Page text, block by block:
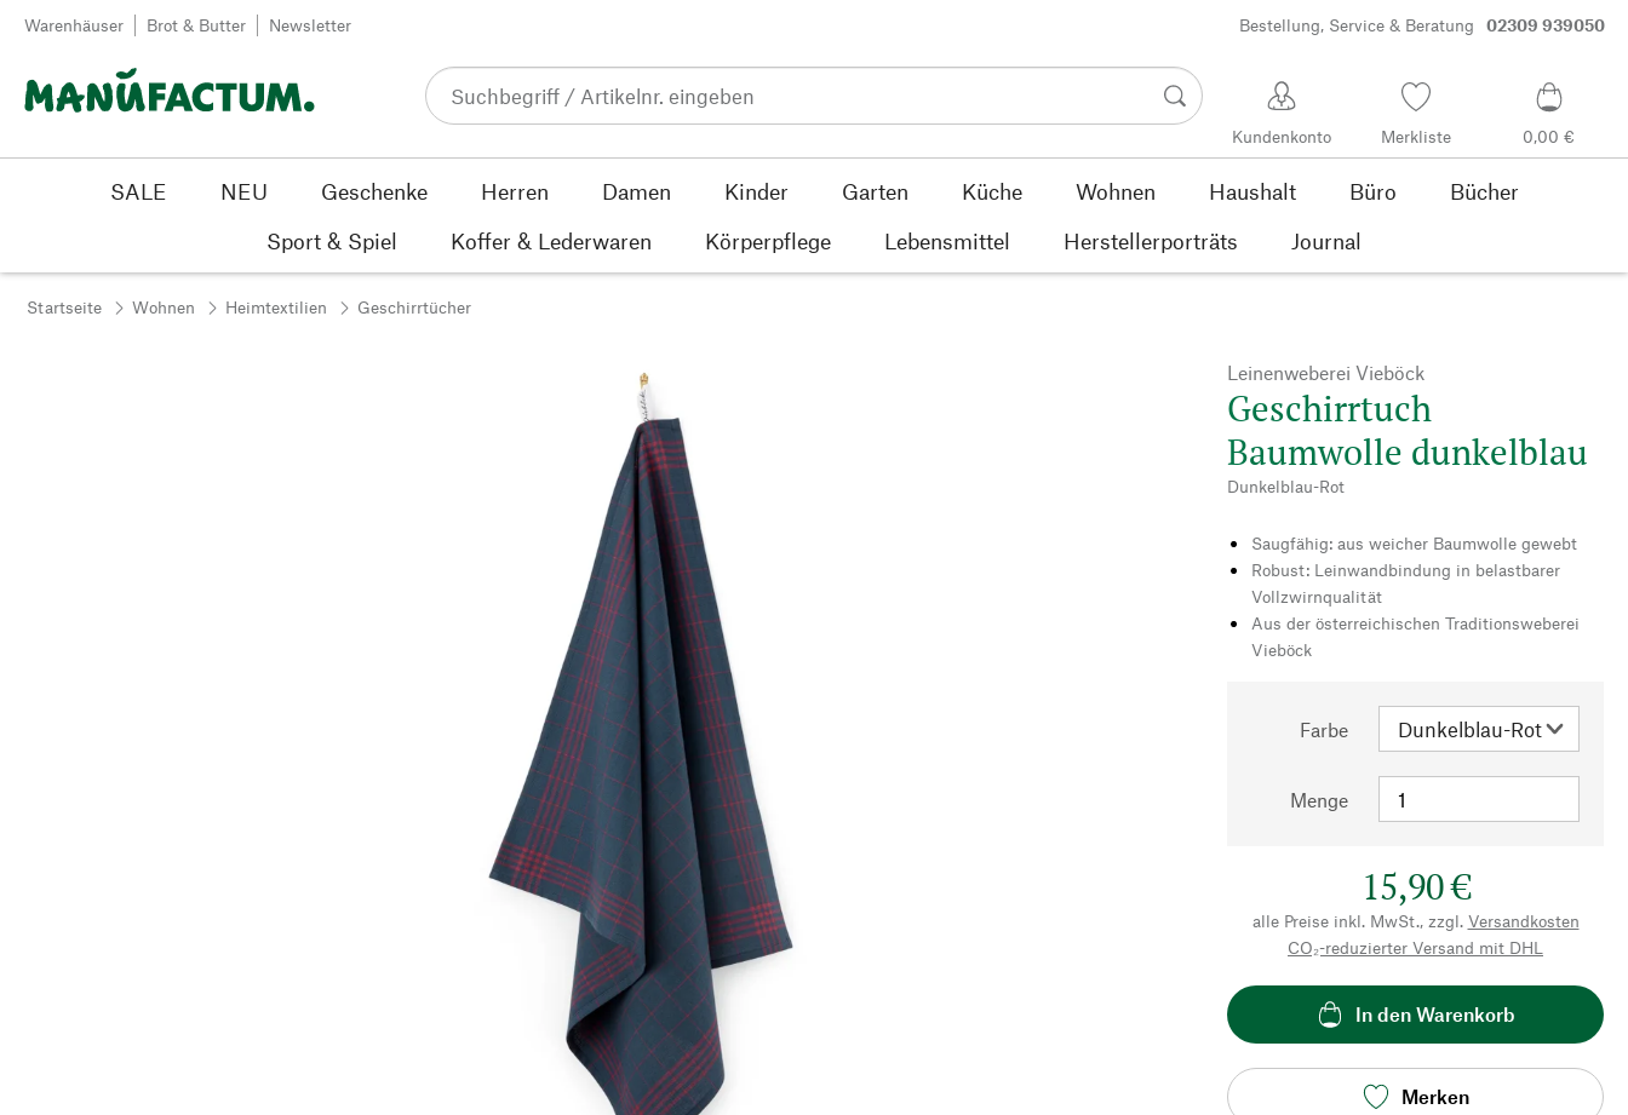
Zum Inhalt springen
Warenhäuser Brot & Butter Newsletter Bestellung, Service & Beratung 02309 939050
Kundenkonto Merkliste 0,00 €
SALE NEU Geschenke Herren Damen Kinder Garten Küche Wohnen Haushalt Büro
Bücher
Sport & Spiel
Koffer & Lederwaren Körperpflege Lebensmittel Herstellerporträts Journal
Startseite Wohnen Heimtextilien Geschirrtücher
Leinenweberei Vieböck
Geschirrtuch
Baumwolle dunkelblau
Dunkelblau-Rot
Saugfähig: aus weicher Baumwolle gewebt
Robust: Leinwandbindung in belastbarer
Vollzwirnqualität
Aus der österreichischen Traditionsweberei
Vieböck
Farbe
Menge
15,90 €
alle Preise inkl. MwSt., zzgl. Versandkosten
CO₂-reduzierter Versand mit DHL
In den Warenkorb
Merken